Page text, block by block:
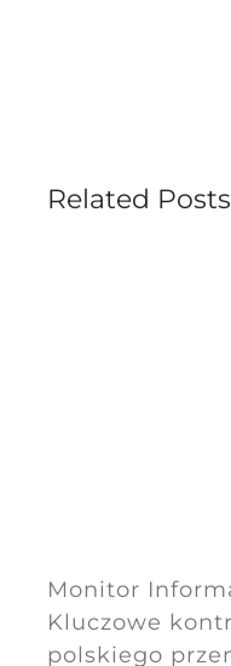
Related Posts
Monitor
Kluczowe
polskiego